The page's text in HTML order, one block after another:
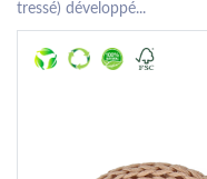
tressé) développé...